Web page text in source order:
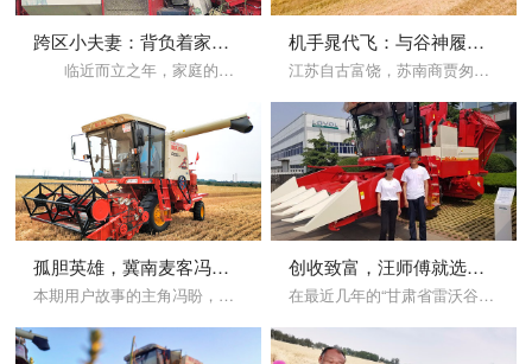
跨区小夫妻：背负着家庭，追逐着梦想和自由勇敢去闯
临近而立之年，家庭的欢愉与压力，悉数成为梦醒时分的心中一颤，才发现这人...
机手晁代飞：与谷神履带机的同行之路
江苏自古富饶，苏南商贾匆匆，苏北鱼米满仓，晁代飞就出生在这片富庶的土地上。2007年晁代飞开始接触农机行业，从初出茅庐，一路成长成我国农业机械化时代下的“新型农机手”，带着收割机走天下，回看12年的经历，他用过不少品牌的收割机，最终还是选择了雷沃谷神。
孤胆英雄，冀南麦客冯盼的从业路
本期用户故事的主角冯盼，来自河北邢台。93年出生的他，从2016年开始当机手已有4个年头，然而他的从业路可远不止这4年。冯盼是一名“机二代”，父亲是冀南地区有名的农机手，已经从业近二十年。
创收致富，汪师傅就选雷沃谷神
在最近几年的“甘肃省雷沃谷神专业用户批量交机”活动中，总有一个高高瘦瘦的身影，这就是来自甘肃永昌的农机手汪振师，作为拥有30年经验的老师傅，他在农机的选择上一直信赖着雷沃谷神的产品。